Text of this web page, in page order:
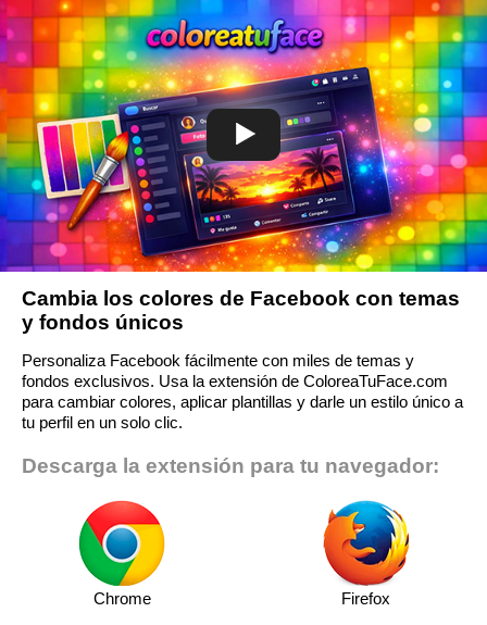
Cambia los colores de Facebook con temas
y fondos únicos
Personaliza Facebook fácilmente con miles de temas y
fondos exclusivos. Usa la extensión de ColoreaTuFace.com
para cambiar colores, aplicar plantillas y darle un estilo único a
tu perfil en un solo clic.
Descarga la extensión para tu navegador:
Chrome Firefox